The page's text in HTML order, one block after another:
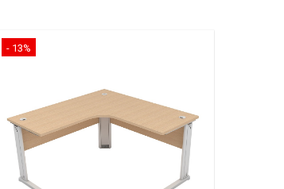
- 13%